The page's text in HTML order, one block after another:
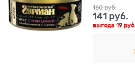
160 руб.
141 руб.
выгода19